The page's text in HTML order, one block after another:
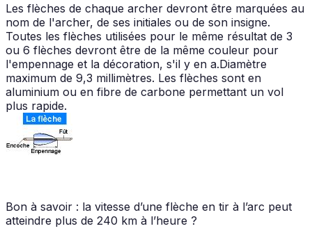
Les flèches de chaque archer devront être marquées au
nom de l'archer, de ses initiales ou de son insigne.
Toutes les flèches utilisées pour le même résultat de 3
ou 6 flèches devront être de la même couleur pour
l'empennage et la décoration, s'il y en a.Diamètre
maximum de 9,3 millimètres. Les flèches sont en
aluminium ou en fibre de carbone permettant un vol
plus rapide.
Bon à savoir : la vitesse d’une flèche en tir à l’arc peut
atteindre plus de 240 km à l’heure ?